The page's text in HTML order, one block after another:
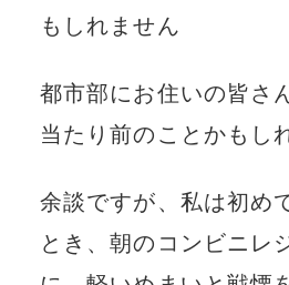
もしれません
都市部にお住いの皆
当たり前のことかもし
余談ですが、私は初め
とき、朝のコンビニレ